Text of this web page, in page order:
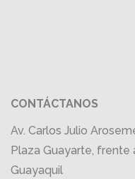
CONTÁCTANOS
Av. Carlos Julio
Plaza Guayarte, frente
Guayaquil